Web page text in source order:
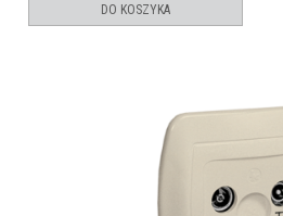
DO KOSZYKA